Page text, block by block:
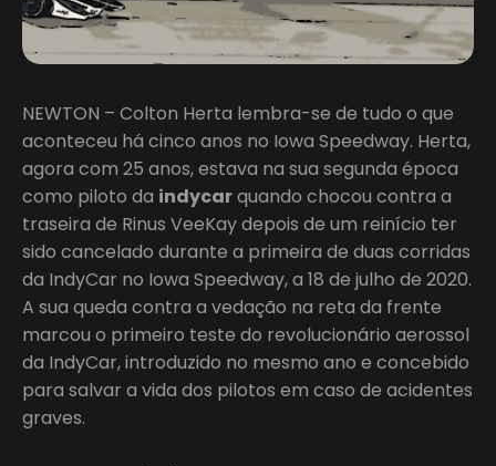
NEWTON – Colton Herta lembra-se de tudo o que
aconteceu há cinco anos no Iowa Speedway. Herta,
agora com 25 anos, estava na sua segunda época
como piloto da indycarquando chocou contra a
traseira de Rinus VeeKay depois de um reinício ter
sido cancelado durante a primeira de duas corridas
da IndyCar no Iowa Speedway, a 18 de julho de 2020.
A sua queda contra a vedação na reta da frente
marcou o primeiro teste do revolucionário aerossol
da IndyCar, introduzido no mesmo ano e concebido
para salvar a vida dos pilotos em caso de acidentes
graves.